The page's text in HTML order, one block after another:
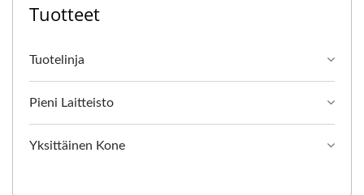
Tuotteet
Tuotelinja
Pieni Laitteisto
Yksittäinen Kone